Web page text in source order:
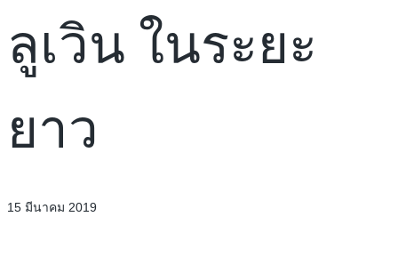
ลูเวิน ในระยะ
ยาว
15 มีนาคม 2019